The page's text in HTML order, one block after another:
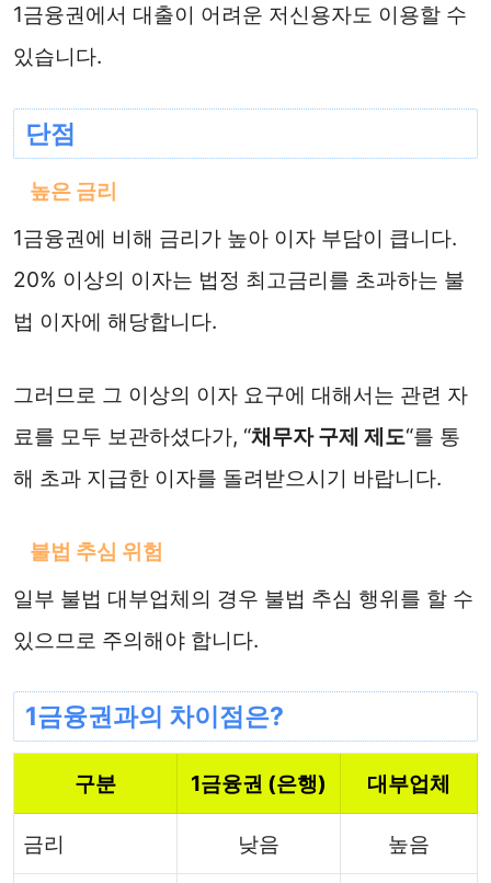
1금융권에서 대출이 어려운 저신용자도 이용할 수
있습니다.
단점
높은 금리
1금융권에 비해 금리가 높아 이자 부담이 큽니다.
20% 이상의 이자는 법정 최고금리를 초과하는 불
법 이자에 해당합니다.
그러므로 그 이상의 이자 요구에 대해서는 관련 자
료를 모두 보관하셨다가, “채무자 구제 제도“를 통
해 초과 지급한 이자를 돌려받으시기 바랍니다.
불법 추심 위험
일부 불법 대부업체의 경우 불법 추심 행위를 할 수
있으므로 주의해야 합니다.
1금융권과의 차이점은?
구분 1금융권 (은행) 대부업체
금리 낮음 높음